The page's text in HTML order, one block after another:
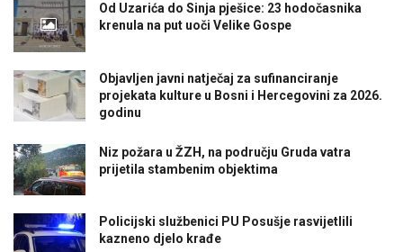
Od Uzarića do Sinja pješice: 23 hodočasnika
krenula na put uoči Velike Gospe
Objavljen javni natječaj za sufinanciranje
projekata kulture u Bosni i Hercegovini za 2026.
godinu
Niz požara u ŽZH, na području Gruda vatra
prijetila stambenim objektima
Policijski službenici PU Posušje rasvijetlili
kazneno djelo krađe